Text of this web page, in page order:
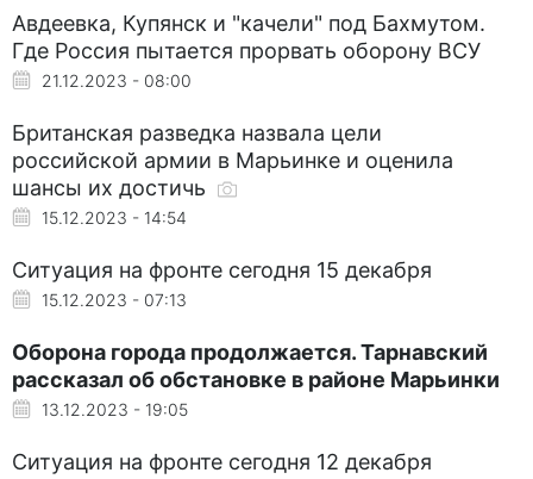
Авдеевка, Купянск и "качели" под Бахмутом.
Где Россия пытается прорвать оборону ВСУ
21.12.2023 - 08:00
Британская разведка назвала цели
российской армии в Марьинке и оценила
шансы их достичь
15.12.2023 - 14:54
Ситуация на фронте сегодня 15 декабря
15.12.2023 - 07:13
Оборона города продолжается. Тарнавский
рассказал об обстановке в районе Марьинки
13.12.2023 - 19:05
Ситуация на фронте сегодня 12 декабря